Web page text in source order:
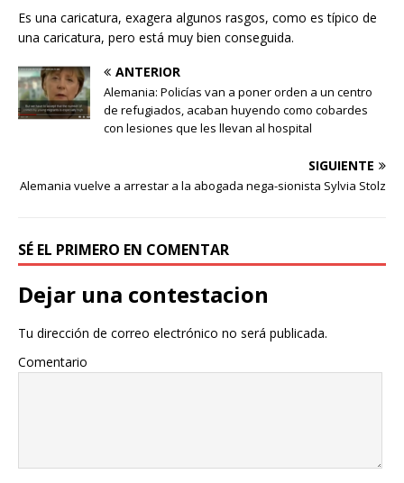
Es una caricatura, exagera algunos rasgos, como es típico de
una caricatura, pero está muy bien conseguida.
ANTERIOR
Alemania: Policías van a poner orden a un centro
de refugiados, acaban huyendo como cobardes
con lesiones que les llevan al hospital
SIGUIENTE
Alemania vuelve a arrestar a la abogada nega-sionista Sylvia Stolz
SÉ EL PRIMERO EN COMENTAR
Dejar una contestacion
Tu dirección de correo electrónico no será publicada.
Comentario